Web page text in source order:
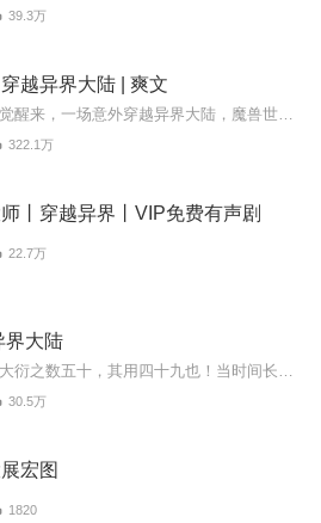
39.3万
越异界大陆 | 爽文
322.1万
丨穿越异界丨VIP免费有声剧
22.7万
界大陆
30.5万
宏图
1820